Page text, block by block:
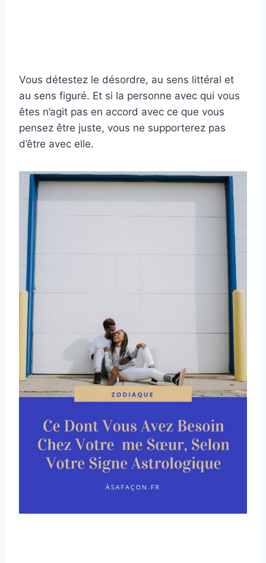
Vous détestez le désordre, au sens littéral et
au sens figuré. Et si la personne avec qui vous
êtes n’agit pas en accord avec ce que vous
pensez être juste, vous ne supporterez pas
d’être avec elle.